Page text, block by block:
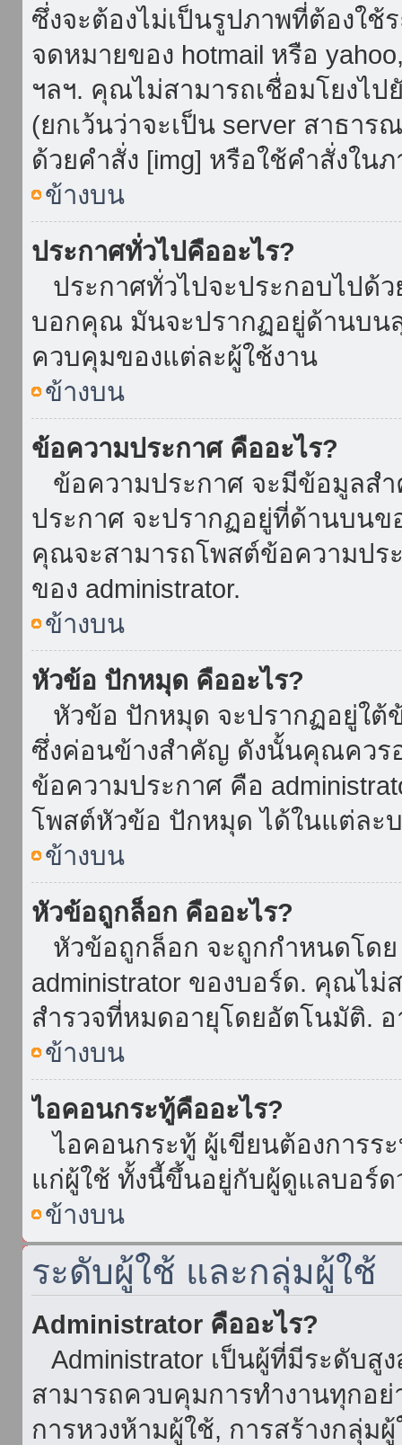
ซึ่งจะต้องไม่เป็นรูปภาพที่ต้องใ
จดหมายของ hotmail หรือ
ฯลฯ. คุณไม่สามารถเชื่อมโยงไ
(ยกเว้นว่าจะเป็น server สาธาร
ด้วยคำสั่ง [img] หรือใช้คำสั่งใ
ข้างบน
ประกาศทั่วไปคืออะไร?
ประกาศทั่วไปจะประกอบไปด้
บอกคุณ มันจะปรากฏอยู่ด้านบน
ควบคุมของแต่ละผู้ใช้งาน
ข้างบน
ข้อความประกาศ คืออะไร?
ข้อความประกาศ จะมีข้อมูลส
ประกาศ จะปรากฏอยู่ที่ด้านบนข
คุณจะสามารถโพสต์ข้อความป
ของ administrator.
ข้างบน
หัวข้อ ปักหมุด คืออะไร?
หัวข้อ ปักหมุด จะปรากฏอยู่ใต้
ซึ่งค่อนข้างสำคัญ ดังนั้นคุณควร
ข้อความประกาศ คือ
โพสต์หัวข้อ ปักหมุด ได้ในแต่ละ
ข้างบน
หัวข้อถูกล็อก คืออะไร?
หัวข้อถูกล็อก จะถูกกำหนดโดย
administrator ของบอร์ด. คุณไ
สำรวจที่หมดอายุโดยอัตโนมัติ.
ข้างบน
ไอคอนกระทู้คืออะไร?
ไอคอนกระทู้ ผู้เขียนต้องการร
แก่ผู้ใช้ ทั้งนี้ขึ้นอยู่กับผู้ดูแลบอร์
ข้างบน
ระดับผู้ใช้ และกลุ่มผู้ใช้
Administrator คืออะไร?
Administrator เป็นผู้ที่มีระดับ
สามารถควบคุมการทำงานทุกอ
การหวงห้ามผู้ใช้, การสร้างกลุ่ม